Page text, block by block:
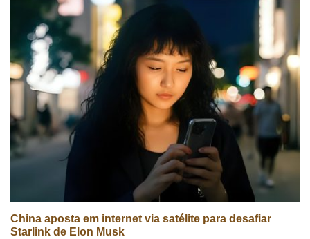
China aposta em internet via satélite para desafiar
Starlink de Elon Musk